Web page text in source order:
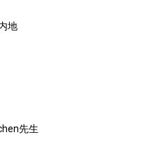
地
先生